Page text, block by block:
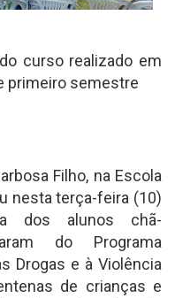
curso realizado em
primeiro semestre
Filho, na Escola
nesta terça-feira (10)
dos alunos chã-
do Programa
Drogas e à Violência
de crianças e